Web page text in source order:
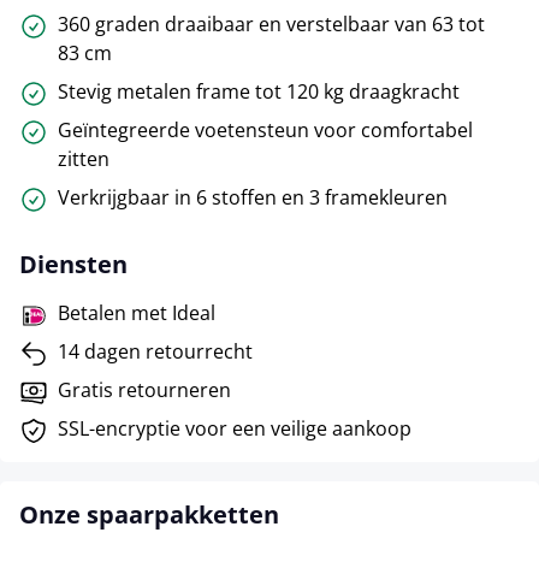
360 graden draaibaar en verstelbaar van 63 tot
83 cm
Stevig metalen frame tot 120 kg draagkracht
Geïntegreerde voetensteun voor comfortabel
zitten
Verkrijgbaar in 6 stoffen en 3 framekleuren
Diensten
Betalen met Ideal
14 dagen retourrecht
Gratis retourneren
SSL-encryptie voor een veilige aankoop
Onze spaarpakketten